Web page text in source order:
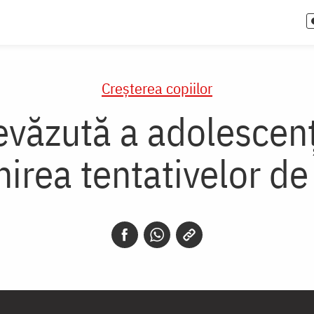
Creşterea copiilor
a
tentativelor